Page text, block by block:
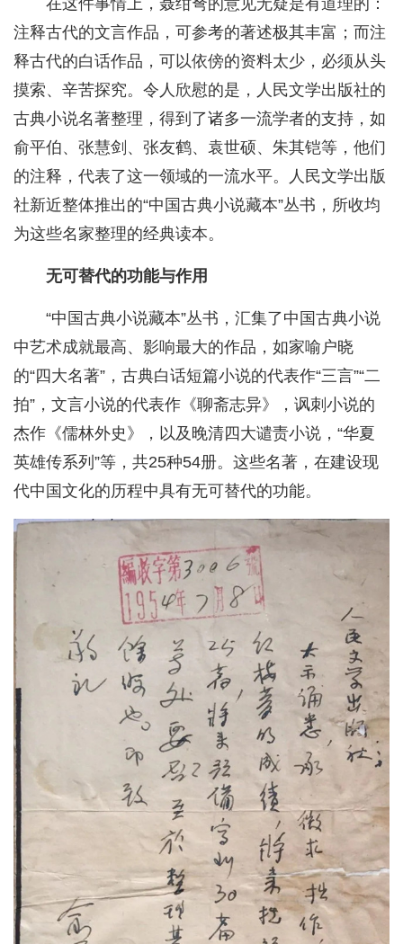
注释古代的文言作品，可参考的著述极其丰富；而注
释古代的白话作品，可以依傍的资料太少，必须从头
摸索、辛苦探究。令人欣慰的是，人民文学出版社的
古典小说名著整理，得到了诸多一流学者的支持，如
俞平伯、张慧剑、张友鹤、袁世硕、朱其铠等，他们
的注释，代表了这一领域的一流水平。人民文学出版
社新近整体推出的“中国古典小说藏本”丛书，所收均
为这些名家整理的经典读本。
无可替代的功能与作用
“中国古典小说藏本”丛书，汇集了中国古典小说
中艺术成就最高、影响最大的作品，如家喻户晓
的“四大名著”，古典白话短篇小说的代表作“三言”“二
拍”，文言小说的代表作《聊斋志异》，讽刺小说的
杰作《儒林外史》，以及晚清四大谴责小说，“华夏
英雄传系列”等，共25种54册。这些名著，在建设现
代中国文化的历程中具有无可替代的功能。